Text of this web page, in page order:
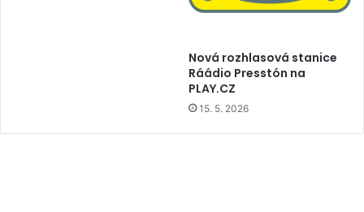
Nová rozhlasová stanice
Ráádio Presstón na
PLAY.CZ
15. 5. 2026